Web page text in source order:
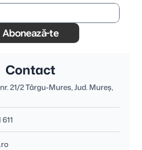
Abonează-te
Contact
21/2 Târgu-Mures, Jud. Mureş,